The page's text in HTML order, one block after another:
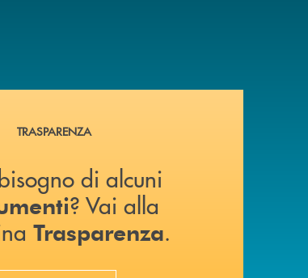
. di alcuni documenti ? Vai alla pagina
TRASPARENZA
di alcuni
? Vai alla
Trasparenza.